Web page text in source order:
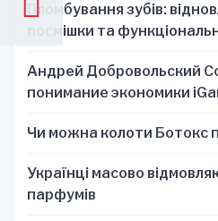
Пломбування зубів:
посмішки та
Андрей Добровольский
понимание экономики
Чи можна колоти Ботокс
Українці масово
парфумів